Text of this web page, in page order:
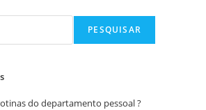
PESQUISAR
do departamento pessoal ?